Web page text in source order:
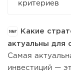
критериев
Какие
актуальны для
Cамая
инвестиций —